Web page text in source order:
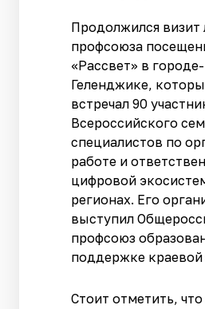
Продолжился визит
профсоюза
«Рассвет» в
Геленджике,
встречал 90
Всероссийского
специалистов по
работе и
цифровой
регионах. Его
выступил
профсоюз
поддержке краевой
Стоит отметить, что